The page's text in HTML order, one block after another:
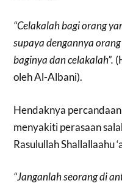
“Celakalah bagi orang
supaya dengannya
baginya dan celakalah”.
oleh Al-Albani).
Hendaknya
menyakiti perasaan
Rasulullah Shallallaahu
“Janganlah seorang di